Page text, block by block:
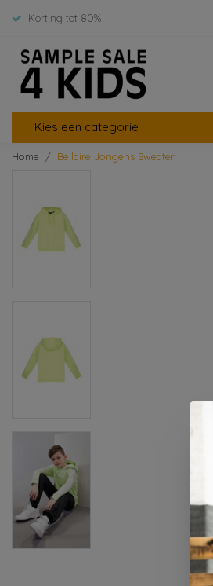
Korting tot 80%
Kies een categorie
Home Bellaire Jongens Sweater